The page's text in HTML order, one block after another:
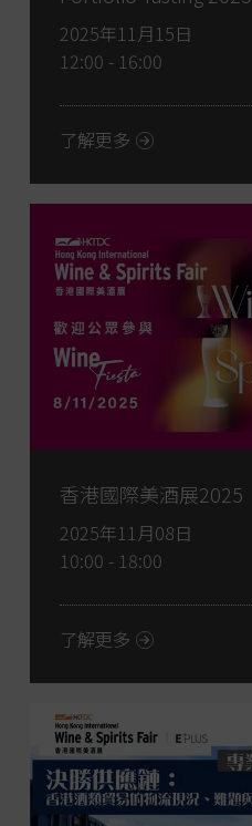
2025年11月15日
12:00 - 16:00
了解更多
香港國際美酒展2025
2025年11月08日
10:00 - 18:00
了解更多